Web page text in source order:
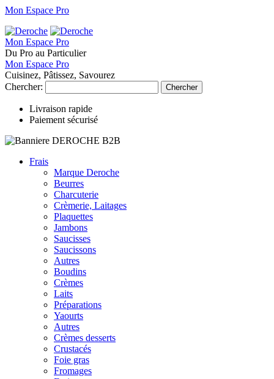
Mon Espace Pro
Mon Espace Pro
Du Pro au Particulier
Mon Espace Pro
Cuisinez, Pâtissez, Savourez
Chercher:
Chercher
Livraison rapide
Paiement sécurisé
Frais
Marque Deroche
Beurres
Charcuterie
Crèmerie, Laitages
Plaquettes
Jambons
Saucisses
Saucissons
Autres
Boudins
Crèmes
Laits
Préparations
Yaourts
Autres
Crèmes desserts
Crustacés
Foie gras
Fromages